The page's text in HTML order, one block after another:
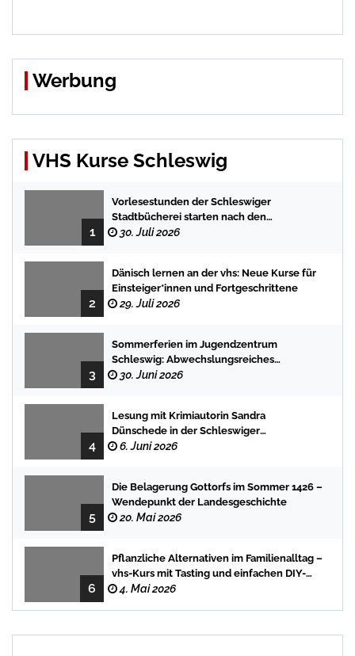
Werbung
VHS Kurse Schleswig
1
Vorlesestunden der Schleswiger
Stadtbücherei starten nach den
Sommerferien mit spannenden
30. Juli 2026
2
Dänisch lernen an der vhs: Neue Kurse für
Einsteiger*innen und Fortgeschrittene
29. Juli 2026
3
Sommerferien im Jugendzentrum
Schleswig: Abwechslungsreiches
Programm für Kinder und Jugendliche
30. Juni 2026
4
Lesung mit Krimiautorin Sandra
Dünschede in der Schleswiger
Stadtbücherei
6. Juni 2026
5
Die Belagerung Gottorfs im Sommer 1426 –
Wendepunkt der Landesgeschichte
20. Mai 2026
6
Pflanzliche Alternativen im Familienalltag –
vhs-Kurs mit Tasting und einfachen DIY-
Rezepten
4. Mai 2026